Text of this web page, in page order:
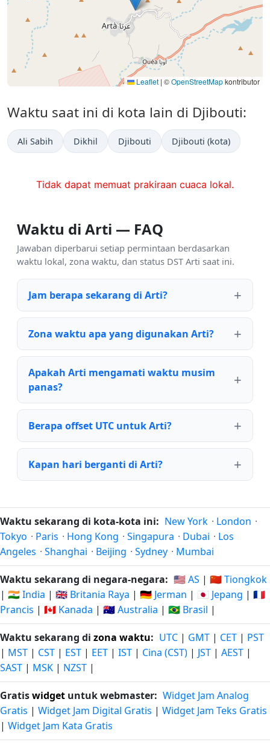
Leaflet | ©OpenStreetMapkontributor
Waktu saat ini di kota lain di Djibouti:
Ali Sabih Dikhil Djibouti Djibouti (kota)
Tidak dapat memuat prakiraan cuaca lokal.
Waktu di Arti — FAQ
Jawaban diperbarui setiap permintaan berdasarkan
waktu lokal, zona waktu, dan status DST Arti saat ini.
Jam berapa sekarang di Arti?
Zona waktu apa yang digunakan Arti?
Apakah Arti mengamati waktu musim
panas?
Berapa offset UTC untuk Arti?
Kapan hari berganti di Arti?
Waktu sekarang di kota-kota ini: New York · London ·
Tokyo · Paris · Hong Kong · Singapura · Dubai · Los
Angeles · Shanghai · Beijing · Sydney · Mumbai
Waktu sekarang di negara-negara: 🇺🇸 AS | 🇨🇳 Tiongkok
| 🇮🇳 India | 🇬🇧 Britania Raya | 🇩🇪 Jerman | 🇯🇵 Jepang | 🇫🇷
Prancis | 🇨🇦 Kanada | 🇦🇺 Australia | 🇧🇷 Brasil |
Waktu sekarang di zona waktu: UTC | GMT | CET | PST
| MST | CST | EST | EET | IST | Cina (CST) | JST | AEST |
SAST | MSK | NZST |
Gratiswidget untuk webmaster: Widget Jam Analog
Gratis | Widget Jam Digital Gratis | Widget Jam Teks Gratis
| Widget Jam Kata Gratis